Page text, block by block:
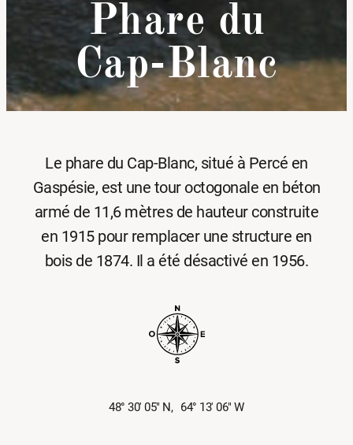
Phare du
Cap-Blanc
Le phare du Cap-Blanc, situé à Percé en
Gaspésie, est une tour octogonale en béton
armé de 11,6 mètres de hauteur construite
en 1915 pour remplacer une structure en
bois de 1874. Il a été désactivé en 1956.
48° 30′ 05″ N, 64° 13′ 06″ W